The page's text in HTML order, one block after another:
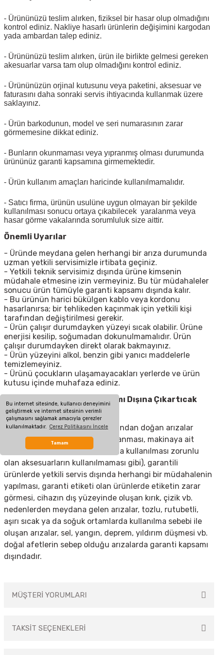
Bu internet sitesinde, kullanıcı deneyimini
geliştirmek ve internet sitesinin verimli
çalışmasını sağlamak amacıyla çerezler
kullanılmaktadır. Çerez Politikasını İncele
Tamam
- Ürününüzü teslim alırken, fiziksel bir hasar olup olmadığını
kontrol ediniz. Nakliye hasarlı ürünlerin değişimini kargodan
yada ambardan talep ediniz.
- Ürününüzü teslim alırken, ürün ile birlikte gelmesi gereken
akesuarlar varsa tam olup olmadığını kontrol ediniz.
- Ürününüzün orjinal kutusunu veya paketini, aksesuar ve
faturasını daha sonraki servis ihtiyacında kullanmak üzere
saklayınız.
- Ürün barkodunun, model ve seri numarasının zarar
görmemesine dikkat ediniz.
- Bunların okunmaması veya yıpranmış olması durumunda
ürününüz garanti kapsamına girmemektedir.
- Ürün kullanım amaçları haricinde kullanılmamalıdır.
- Satıcı firma, ürünün usulüne uygun olmayan bir şekilde
kullanılması sonucu ortaya çıkabilecek yaralanma veya
hasar görme vakalarında sorumluluk size aittir.
Önemli Uyarılar
- Üründe meydana gelen herhangi bir arıza durumunda
uzman yetkili servisimizle irtibata geçiniz.
- Yetkili teknik servisimiz dışında ürüne kimsenin
müdahale etmesine izin vermeyiniz. Bu tür müdahaleler
sonucu ürün tümüyle garanti kapsamı dışında kalır.
- Bu ürünün harici bükülgen kablo veya kordonu
hasarlanırsa; bir tehlikeden kaçınmak için yetkili kişi
tarafından değiştirilmesi gerekir.
- Ürün çalışır durumdayken yüzeyi sıcak olabilir. Ürüne
enerjisi kesilip, soğumadan dokunulmamalıdır. Ürün
çalışır durumdayken direkt olarak bakmayınız.
- Ürün yüzeyini alkol, benzin gibi yanıcı maddelerle
temizlemeyiniz.
- Ürünü çocukların ulaşamayacakları yerlerde ve ürün
kutusu içinde muhafaza ediniz.
Arızalı Ürünü Garanti Kapsamı Dışına Çıkartıcak
Hatalar Nelerdir ?
Elektrik ve kullanıcının kullanımından doğan arızalar
(elektrik kesilmesi, voltaj dalgalanması, makinaya ait
olmayan aksesuar takılması yada kullanılması zorunlu
olan aksesuarların kullanılmaması gibi), garantili
ürünlerde yetkili servis dışında herhangi bir müdahalenin
yapılması, garanti etiketi olan ürünlerde etiketin zarar
görmesi, cihazın dış yüzeyinde oluşan kırık, çizik vb.
nedenlerden meydana gelen arızalar, tozlu, rutubetli,
aşırı sıcak ya da soğuk ortamlarda kullanılma sebebi ile
oluşan arızalar, sel, yangın, deprem, yıldırım düşmesi vb.
doğal afetlerin sebep olduğu arızalarda garanti kapsamı
dışındadır.
MÜŞTERİ YORUMLARI
TAKSİT SEÇENEKLERİ